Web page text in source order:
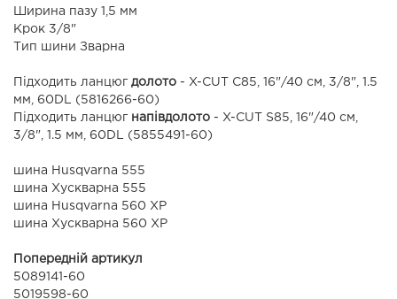
Ширина пазу 1,5 мм
Крок 3/8"
Тип шини Зварна
Підходить ланцюг долото - X-CUT C85, 16"/40 см, 3/8", 1.5
мм, 60DL (5816266-60)
Підходить ланцюг напівдолото - X-CUT S85, 16"/40 см,
3/8", 1.5 мм, 60DL (5855491-60)
шина Husqvarna 555
шина Хускварна 555
шина Husqvarna 560 XP
шина Хускварна 560 XP
Попередній артикул
5089141-60
5019598-60